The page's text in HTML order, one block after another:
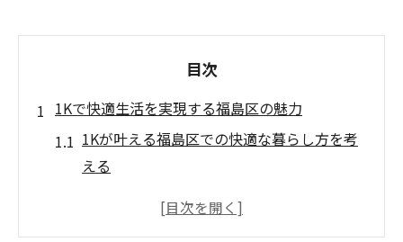
目次
1Kで快適生活を実現する福島区の魅力
1Kが叶える福島区での快適な暮らし方を考
える
福島区の1K物件が人気を集める理由とは